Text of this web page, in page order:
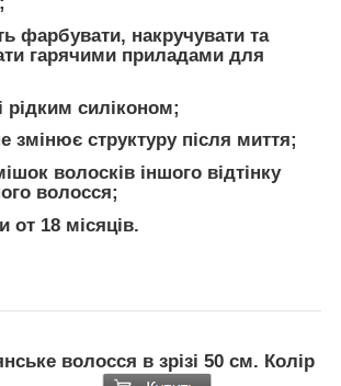
фарбувати, накручувати та
гарячими приладами для
рідким силіконом;
змінює структуру після миття;
волосків іншого відтінку
волосся;
от 18 місяців.
волосся в зрізі 50 см. Колір